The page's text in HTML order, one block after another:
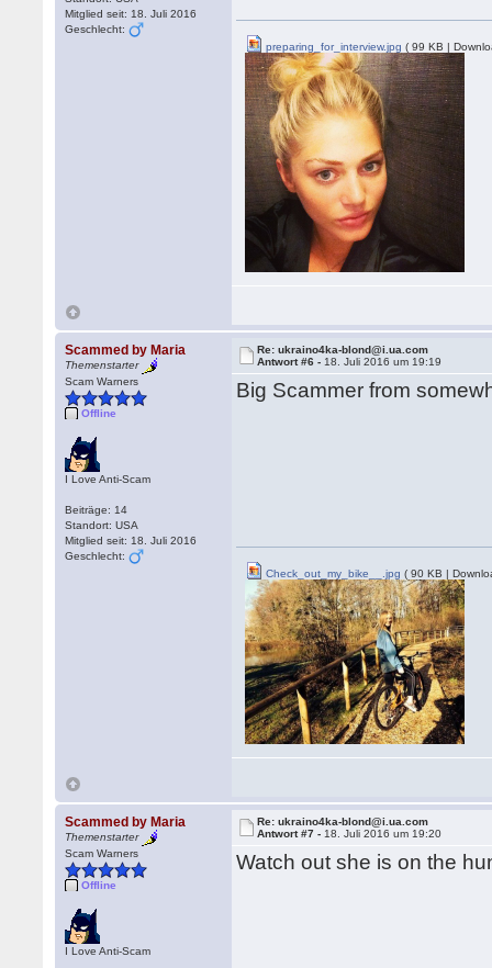
Mitglied seit: 18. Juli 2016
Geschlecht:
preparing_for_interview.jpg ( 99 KB |
Scammed by Maria
Themenstarter
Scam Warners
Offline
I Love Anti-Scam
Beiträge: 14
Standort: USA
Mitglied seit: 18. Juli 2016
Geschlecht:
Re: ukraino4ka-blond@i.ua.com
Antwort #6 - 18. Juli 2016 um 19:19
Big Scammer from
Check_out_my_bike__.jpg ( 90 KB |
Scammed by Maria
Themenstarter
Scam Warners
Offline
I Love Anti-Scam
Re: ukraino4ka-blond@i.ua.com
Antwort #7 - 18. Juli 2016 um 19:20
Watch out she is on the